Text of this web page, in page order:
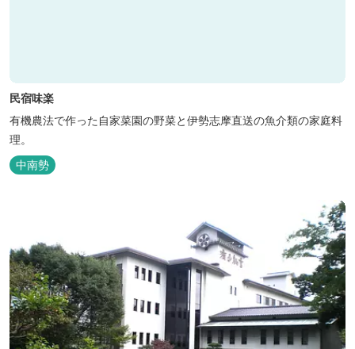
民宿味楽
有機農法で作った自家菜園の野菜と伊勢志摩直送の魚介類の家庭料
理。
中南勢